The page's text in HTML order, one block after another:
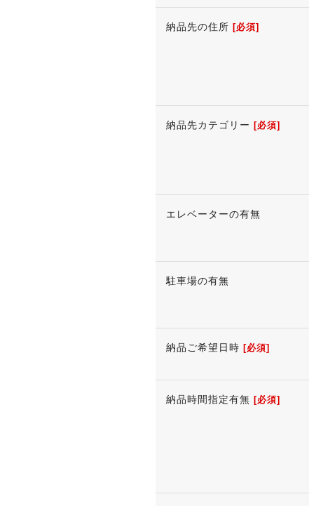
納品先の住所 [必須]
納品先カテゴリー [必須]
エレベーターの有無
駐車場の有無
納品ご希望日時 [必須]
納品時間指定有無 [必須]